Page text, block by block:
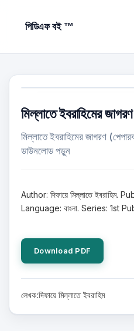
পিডিএফ বই ™
মিল্লাতে ইবরাহিমের
মিল্লাতে ইবরাহিমের জাগরণ
ডাউনলোড পড়ুন
Author: দিফায়ে মিল্লাতে ইবরাহিম.
Language: বাংলা. Series: 1st
Download PDF
লেখক:দিফায়ে মিল্লাতে ইবরাহিম